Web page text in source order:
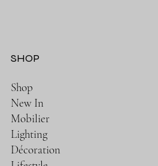
SHOP
Shop
New In
Mobilier
Lighting
Décoration